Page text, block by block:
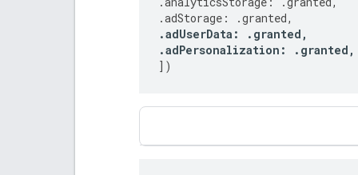
.adStorage : .granted,
.adUserData : . granted ,
.adPersonalization : . granted ,
])